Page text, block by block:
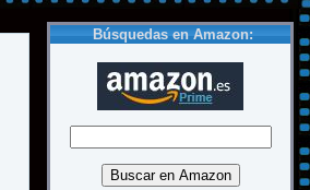
Búsquedas en Amazon: